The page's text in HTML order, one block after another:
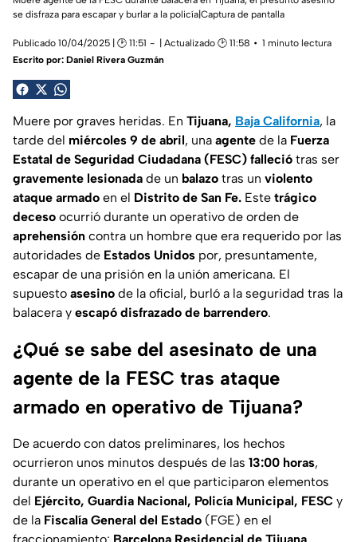
se disfraza para escapar y burlar a la policía|Captura de pantalla
Publicado 10/04/2025 | 🕑 11:51 | Actualizado 🕑 11:58
1 minuto lectura
Escrito por: Daniel Rivera Guzmán
Muere por graves heridas. En Tijuana, Baja California, la
tarde del miércoles 9 de abril, una agente de la Fuerza
Estatal de Seguridad Ciudadana (FESC) falleció tras ser
gravemente lesionada de un balazo tras un violento
ataque armado en el Distrito de San Fe. Este trágico
deceso ocurrió durante un operativo de orden de
aprehensión contra un hombre que era requerido por las
autoridades de Estados Unidos por, presuntamente,
escapar de una prisión en la unión americana. El
supuesto asesino de la oficial, burló a la seguridad tras la
balacera y escapó disfrazado de barrendero.
¿Qué se sabe del asesinato de una
agente de la FESC tras ataque
armado en operativo de Tijuana?
De acuerdo con datos preliminares, los hechos
ocurrieron unos minutos después de las 13:00 horas,
durante un operativo en el que participaron elementos
del Ejército, Guardia Nacional, Policía Municipal, FESC y
de la Fiscalía General del Estado (FGE) en el